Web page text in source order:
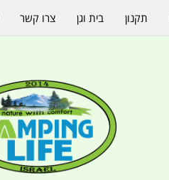
תקנון בית וגן צרו קשר